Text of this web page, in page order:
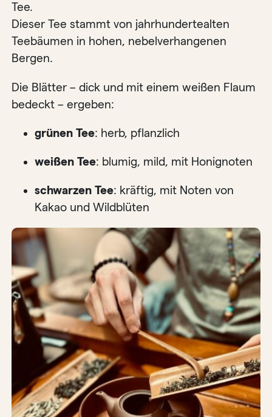
Tee.
Dieser Tee stammt von jahrhundertealten
Teebäumen in hohen, nebelverhangenen
Bergen.
Die Blätter – dick und mit einem weißen Flaum
bedeckt – ergeben:
grünen Tee: herb, pflanzlich
weißen Tee: blumig, mild, mit Honignoten
schwarzen Tee: kräftig, mit Noten von
Kakao und Wildblüten